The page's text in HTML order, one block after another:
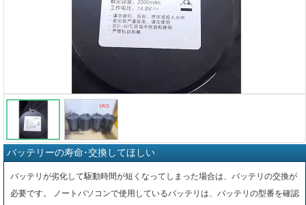
バッテリーの寿命･交換してほしい
バッテリが劣化して駆動時間が短くなってしまった場合は、バッテリの交換が
必要です。 ノートパソコンで使用しているバッテリは、バッテリの型番を確認